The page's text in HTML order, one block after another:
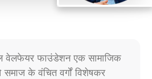
वेलफेयर फाउंडेशन एक सामाजिक
के वंचित वर्गों विशेषकर